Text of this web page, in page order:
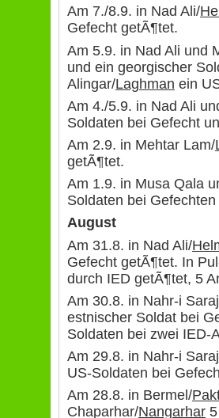
Am 7./8.9. in Nad Ali/
Gefecht getÃ¶tet.
Am 5.9. in Nad Ali und
und ein georgischer
Alingar/Laghman ein
Am 4./5.9. in Nad Ali
Soldaten bei Gefecht
Am 2.9. in Mehtar Lam/
getÃ¶tet.
Am 1.9. in Musa Qala
Soldaten bei
August
Am 31.8. in Nad Ali/
Gefecht getÃ¶tet. In
durch IED getÃ¶tet, 5
Am 30.8. in Nahr-i
estnischer Soldat bei
Soldaten bei zwei IED-
Am 29.8. in Nahr-i
US-Soldaten bei
Am 28.8. in Bermel/
Chaparhar/Nangarhar